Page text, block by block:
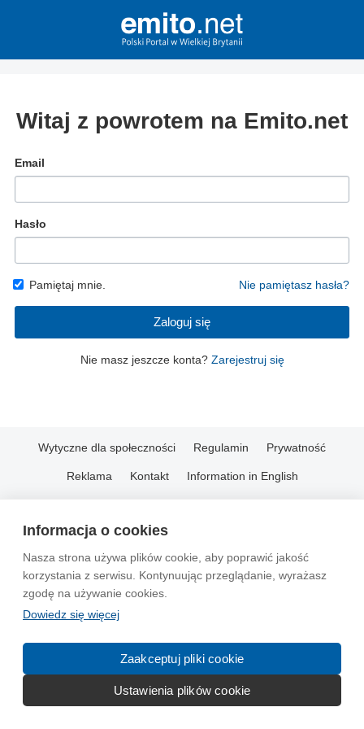
Informacja o cookies
Nasza strona używa plików cookie, aby poprawić jakość
korzystania z serwisu. Kontynuując przeglądanie, wyrażasz
zgodę na używanie cookies.
Dowiedz się więcej
Zaakceptuj pliki cookie
Ustawienia plików cookie
Witaj z powrotem na Emito.net
Email
Hasło
Pamiętaj mnie. Nie pamiętasz hasła?
Zaloguj się
Nie masz jeszcze konta? Zarejestruj się
Wytyczne dla społeczności Regulamin Prywatność
Reklama Kontakt Information in English